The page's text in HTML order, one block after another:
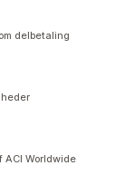
delbetaling
Worldwide